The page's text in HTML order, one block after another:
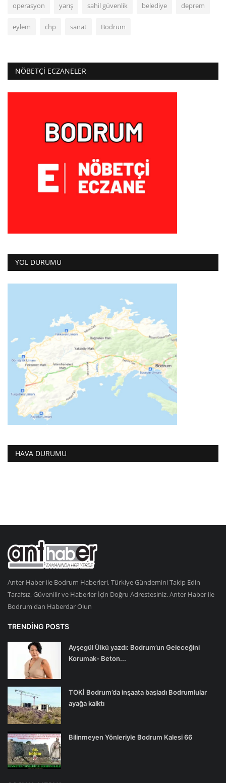
operasyon yarış sahil güvenlik belediye deprem
eylem chp sanat Bodrum
NÖBETÇI ECZANELER
YOL DURUMU
HAVA DURUMU
Anter Haber ile Bodrum Haberleri, Türkiye Gündemini Takip Edin
Tarafsız, Güvenilir ve Haberler İçin Doğru Adrestesiniz. Anter Haber ile
Bodrum'dan Haberdar Olun
TRENDING POSTS
Ayşegül Ülkü yazdı: Bodrum’un Geleceğini
Korumak- Beton...
TOKİ Bodrum’da inşaata başladı Bodrumlular
ayağa kalktı
Bilinmeyen Yönleriyle Bodrum Kalesi 66